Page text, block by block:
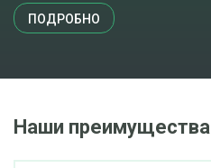
ПОДРОБНО
Наши преимущества